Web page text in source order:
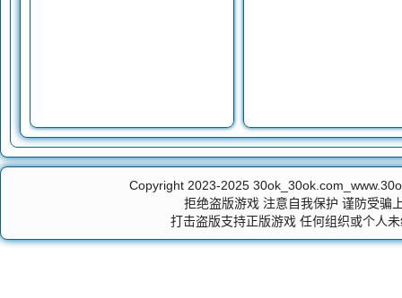
Copyright 2023-2025
拒绝盗版游戏 注意自我保护 谨防受骗
打击盗版支持正版游戏 任何组织或个人